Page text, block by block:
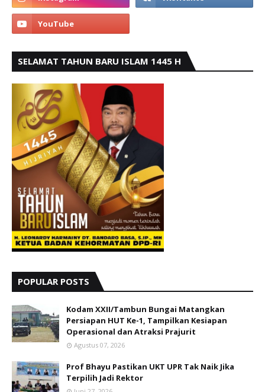
SELAMAT TAHUN BARU ISLAM 1445 H
POPULAR POSTS
Kodam XXII/Tambun Bungai Matangkan
Persiapan HUT Ke-1, Tampilkan Kesiapan
Operasional dan Atraksi Prajurit
Agustus 07, 2026
Prof Bhayu Pastikan UKT UPR Tak Naik Jika
Terpilih Jadi Rektor